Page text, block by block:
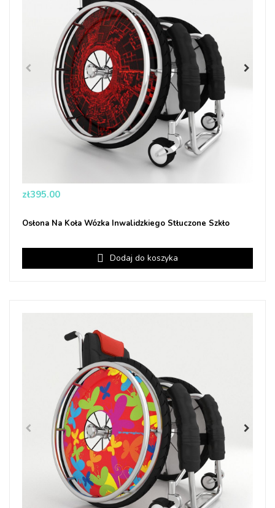
Price
zł395.00
Osłona Na Koła Wózka Inwalidzkiego Stłuczone Szkło
Dodaj do koszyka